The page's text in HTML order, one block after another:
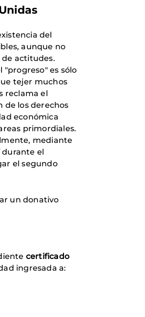
del
aunque no
de actitudes.
es sólo
tejer muchos
reclama el
de los derechos
económica
primordiales.
mediante
durante el
el segundo
un donativo
certificado
ingresada a: